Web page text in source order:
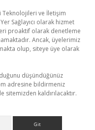
Teknolojileri ve İletişim
Sağlayıcı olarak hizmet
proaktif olarak denetleme
Ancak, üyelerimiz
olup, siteye üye olarak
düşündüğünüz
adresine bildirmeniz
kaldırılacaktır.